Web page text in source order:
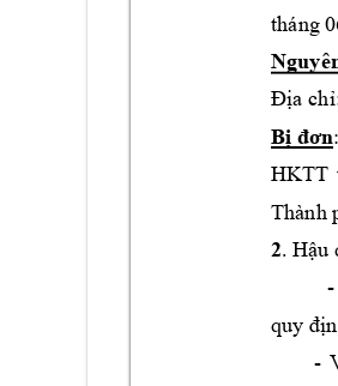
tháng
Địa
Bị đơn
HKTT
Thành
2. Hậu
-
quy
-